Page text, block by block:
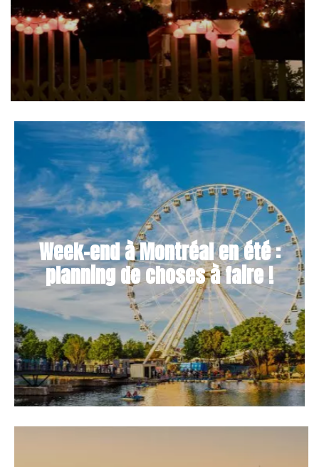
Week-end à Montréal en été :
planning de choses à faire !